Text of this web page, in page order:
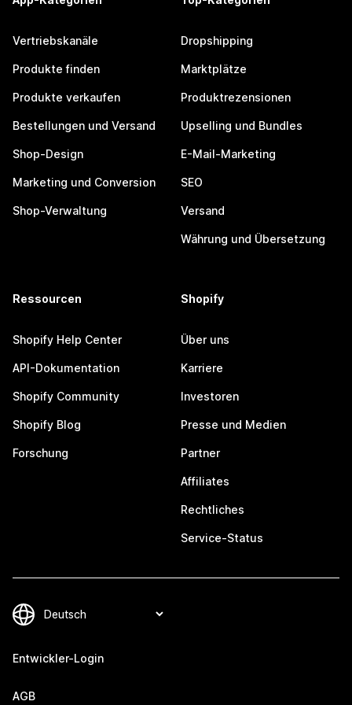
Vertriebskanäle
Produkte finden
Produkte verkaufen
Bestellungen und Versand
Shop-Design
Marketing und Conversion
Shop-Verwaltung
Dropshipping
Marktplätze
Produktrezensionen
Upselling und Bundles
E-Mail-Marketing
SEO
Versand
Währung und Übersetzung
Ressourcen
Shopify Help Center
API-Dokumentation
Shopify Community
Shopify Blog
Forschung
Shopify
Über uns
Karriere
Investoren
Presse und Medien
Partner
Affiliates
Rechtliches
Service-Status
Entwickler-Login
AGB